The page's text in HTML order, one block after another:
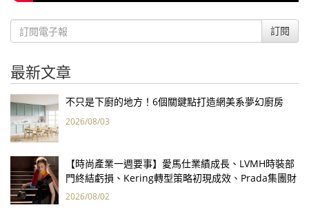
訂閱
最新文章
不只是下廚的地方！6個關鍵點打造網美系夢幻廚房
2026/08/03
【時尚產業一週要事】愛馬仕業績成長、LVMH時裝部
門終結虧損、Kering轉型策略初現成效、Prada集團財
報亮眼
2026/08/02